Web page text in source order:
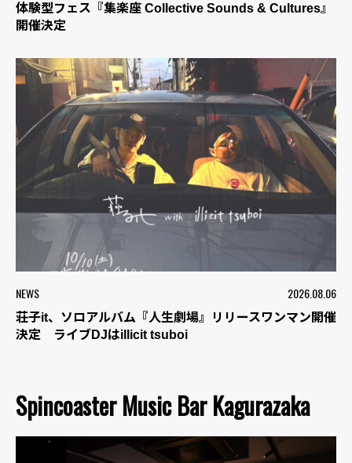
体験型フェス『集楽座 Collective Sounds & Cultures』
開催決定
NEWS 2026.08.06
荘子it、ソロアルバム『人生劇場』リリースワンマン開催
決定 ライブDJはillicit tsuboi
Spincoaster Music Bar Kagurazaka